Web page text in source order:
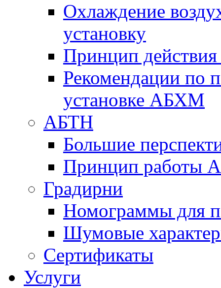
Охлаждение
установку
Принцип
Рекомендации по
установке АБХМ
АБТН
Большие
Принцип работы
Градирни
Номограммы для
Шумовые
Сертификаты
Услуги